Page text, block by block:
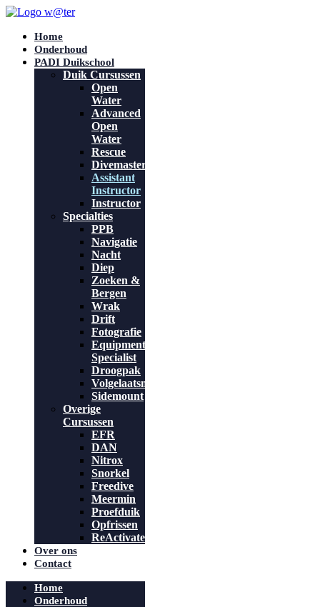
Home
Onderhoud
PADI Duikschool
Duik Cursussen
Open
Water
Advanced
Open
Water
Rescue
Divemaster
Assistant
Instructor
Instructor
Specialties
PPB
Navigatie
Nacht
Diep
Zoeken &
Bergen
Wrak
Drift
Fotografie
Equipment
Specialist
Droogpak
Volgelaatsmasker
Sidemount
Overige
Cursussen
EFR
DAN
Nitrox
Snorkel
Freedive
Meermin
Proefduik
Opfrissen
ReActivate
Over ons
Contact
Home
Onderhoud